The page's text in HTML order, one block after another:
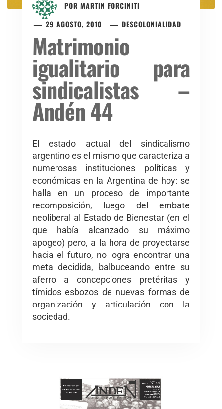
POR MARTIN FORCINITI
29 AGOSTO, 2010
DESCOLONIALIDAD
Matrimonio
igualitario para
sindicalistas –
Andén 44
El estado actual del sindicalismo
argentino es el mismo que caracteriza a
numerosas instituciones políticas y
económicas en la Argentina de hoy: se
halla en un proceso de importante
recomposición, luego del embate
neoliberal al Estado de Bienestar (en el
que había alcanzado su máximo
apogeo) pero, a la hora de proyectarse
hacia el futuro, no logra encontrar una
meta decidida, balbuceando entre su
aferro a concepciones pretéritas y
tímidos esbozos de nuevas formas de
organización y articulación con la
sociedad.